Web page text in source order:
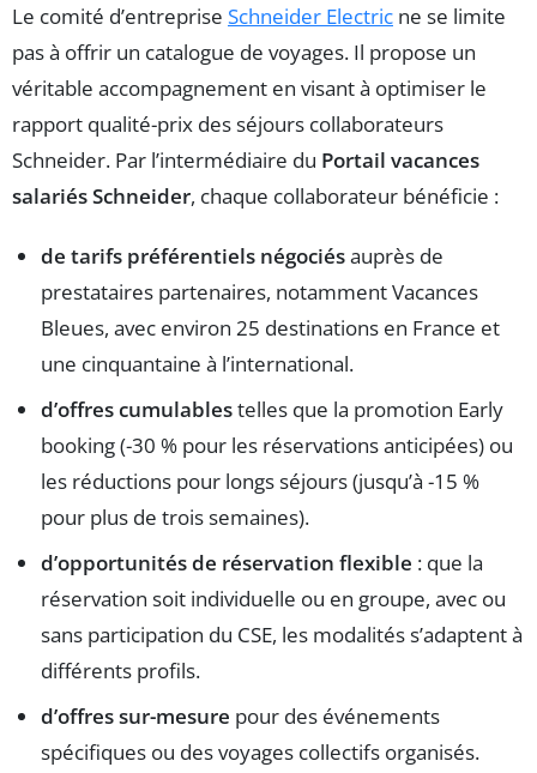
Le comité d’entreprise Schneider Electric ne se limite
pas à offrir un catalogue de voyages. Il propose un
véritable accompagnement en visant à optimiser le
rapport qualité-prix des séjours collaborateurs
Schneider. Par l’intermédiaire du Portail vacances
salariés Schneider, chaque collaborateur bénéficie :
de tarifs préférentiels négociésauprès de
prestataires partenaires, notamment Vacances
Bleues, avec environ 25 destinations en France et
une cinquantaine à l’international.
d’offres cumulablestelles que la promotion Early
booking (-30 % pour les réservations anticipées) ou
les réductions pour longs séjours (jusqu’à -15 %
pour plus de trois semaines).
d’opportunités de réservation flexible : que la
réservation soit individuelle ou en groupe, avec ou
sans participation du CSE, les modalités s’adaptent à
différents profils.
d’offres sur-mesure pour des événements
spécifiques ou des voyages collectifs organisés.